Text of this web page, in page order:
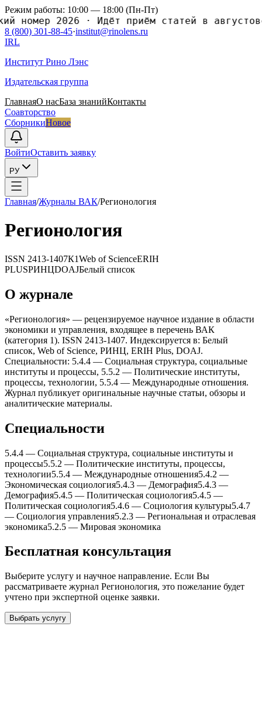
Режим работы: 10:00 — 18:00 (Пн-Пт)
2026·Идёт приём статей в
8 (800) 301-88-45·institut@rinolens.ru
IRL
Институт Рино Лэнс
Издательская группа
ГлавнаяО насБаза знанийКонтакты
Соавторство
СборникиНовое
ВойтиОставить заявку
РУ
Главная/Журналы ВАК/Регионология
Регионология
ISSN 2413-1407К1Web of ScienceERIH
PLUSРИНЦDOAJБелый список
О журнале
«Регионология» — рецензируемое научное издание в области
экономики и управления, входящее в перечень ВАК
(категория 1). ISSN 2413-1407. Индексируется в: Белый
список, Web of Science, РИНЦ, ERIH Plus, DOAJ.
Специальности: 5.4.4 — Социальная структура, социальные
институты и процессы, 5.5.2 — Политические институты,
процессы, теxнологии, 5.5.4 — Международные отношения.
Журнал публикует оригинальные научные статьи, обзоры и
аналитические материалы.
Специальности
5.4.4 — Социальная структура, социальные институты и
процессы5.5.2 — Политические институты, процессы,
теxнологии5.5.4 — Международные отношения5.4.2 —
Экономическая социология5.4.3 — Демография5.4.3 —
Демография5.4.5 — Политическая социология5.4.5 —
Политическая социология5.4.6 — Социология культуры5.4.7
— Социология управления5.2.3 — Региональная и отраслевая
экономика5.2.5 — Мировая экономика
Бесплатная консультация
Выберите услугу и научное направление. Если Вы
рассматриваете журнал Регионология, это пожелание будет
учтено при экспертной оценке заявки.
Выбрать услугу